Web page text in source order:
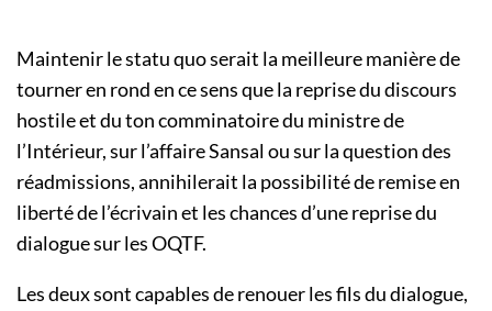
Maintenir le statu quo serait la meilleure manière de
tourner en rond en ce sens que la reprise du discours
hostile et du ton comminatoire du ministre de
l’Intérieur, sur l’affaire Sansal ou sur la question des
réadmissions, annihilerait la possibilité de remise en
liberté de l’écrivain et les chances d’une reprise du
dialogue sur les OQTF.
Les deux sont capables de renouer les fils du dialogue,